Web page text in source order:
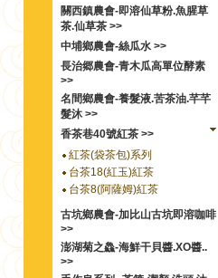
關西鎮農會-即溶仙草粉.魚腥草
茶.仙草茶 >>
中埔鄉農會-絲瓜水 >>
長治郷農會-青木瓜高單位酵素
>>
名間鄉農會-養髮液.苦茶油.芊芊
髮沐 >>
香茶巷40號紅茶 >>
紅茶(袋茶包)系列
台茶18(紅玉)紅茶
台茶8(阿薩姆)紅茶
古坑鄉農會-加比山古坑即溶咖啡
>>
澎湖菊之鱻-海鮮干貝醬.XO醬..
>>